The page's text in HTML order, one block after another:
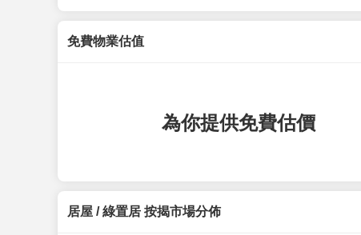
免費物業估值
為你提供免費估價
居屋 / 綠置居 按揭市場分佈